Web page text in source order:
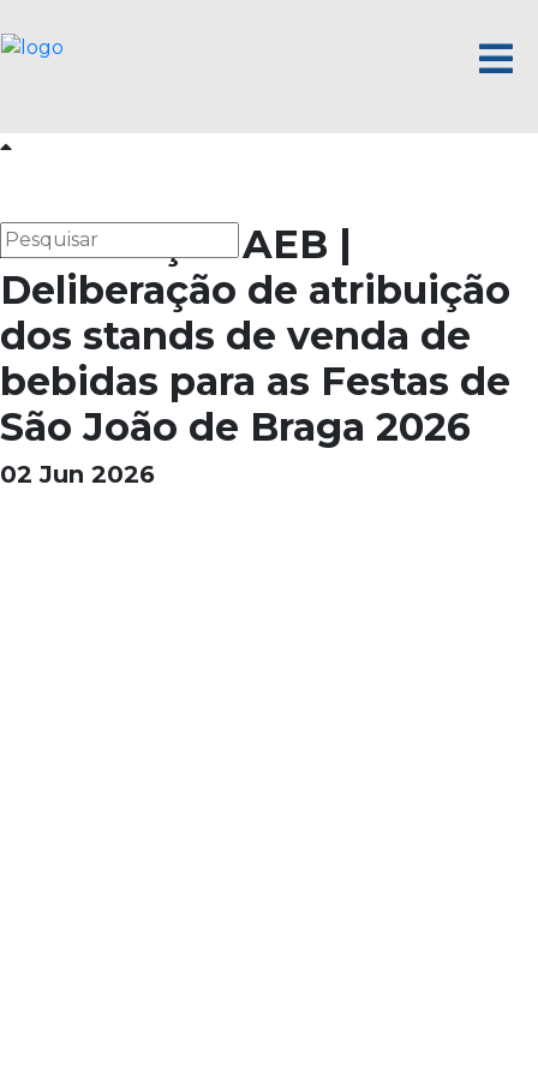
Atualização AEB |
Deliberação de atribuição
dos stands de venda de
bebidas para as Festas de
São João de Braga 2026
02 Jun 2026